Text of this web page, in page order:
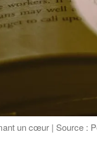
un cœur | Source :